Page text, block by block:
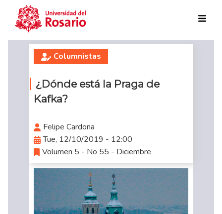
Skip to main content
Columnistas
¿Dónde está la Praga de
Kafka?
Felipe Cardona
Tue, 12/10/2019 - 12:00
Volumen 5 - No 55 - Diciembre